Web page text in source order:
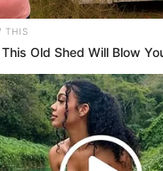
THIS
Old Shed Will Blow